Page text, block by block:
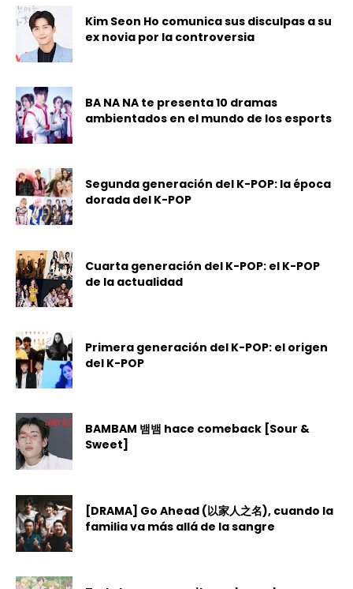
Kim Seon Ho comunica sus disculpas a su
ex novia por la controversia
BA NA NA te presenta 10 dramas
ambientados en el mundo de los esports
Segunda generación del K-POP: la época
dorada del K-POP
Cuarta generación del K-POP: el K-POP
de la actualidad
Primera generación del K-POP: el origen
del K-POP
BAMBAM 뱀뱀 hace comeback [Sour &
Sweet]
[DRAMA] Go Ahead (以家人之名), cuando la
familia va más allá de la sangre